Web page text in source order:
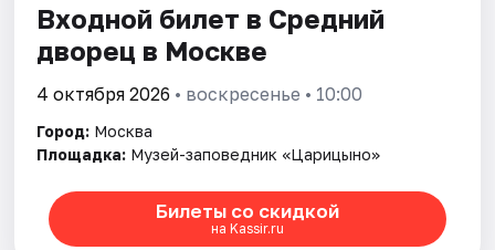
Входной билет в Средний
дворец в Москве
4 октября 2026 • воскресенье • 10:00
Город: Москва
Площадка: Музей-заповедник «Царицыно»
Билеты со скидкой
на Kassir.ru